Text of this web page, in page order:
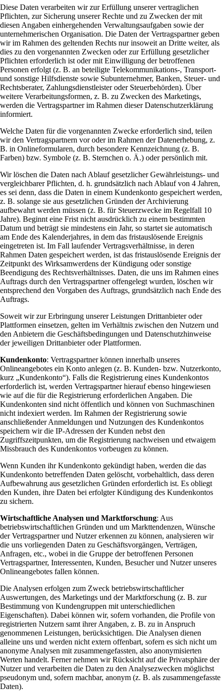
Diese Daten verarbeiten wir zur Erfüllung unserer vertraglichen
Pflichten, zur Sicherung unserer Rechte und zu Zwecken der mit
diesen Angaben einhergehenden Verwaltungsaufgaben sowie der
unternehmerischen Organisation. Die Daten der Vertragspartner geben
wir im Rahmen des geltenden Rechts nur insoweit an Dritte weiter, als
dies zu den vorgenannten Zwecken oder zur Erfüllung gesetzlicher
Pflichten erforderlich ist oder mit Einwilligung der betroffenen
Personen erfolgt (z. B. an beteiligte Telekommunikations-, Transport-
und sonstige Hilfsdienste sowie Subunternehmer, Banken, Steuer- und
Rechtsberater, Zahlungsdienstleister oder Steuerbehörden). Über
weitere Verarbeitungsformen, z. B. zu Zwecken des Marketings,
werden die Vertragspartner im Rahmen dieser Datenschutzerklärung
informiert.
Welche Daten für die vorgenannten Zwecke erforderlich sind, teilen
wir den Vertragspartnern vor oder im Rahmen der Datenerhebung, z.
B. in Onlineformularen, durch besondere Kennzeichnung (z. B.
Farben) bzw. Symbole (z. B. Sternchen o. Ä.) oder persönlich mit.
Wir löschen die Daten nach Ablauf gesetzlicher Gewährleistungs- und
vergleichbarer Pflichten, d. h. grundsätzlich nach Ablauf von 4 Jahren,
es sei denn, dass die Daten in einem Kundenkonto gespeichert werden,
z. B. solange sie aus gesetzlichen Gründen der Archivierung
aufbewahrt werden müssen (z. B. für Steuerzwecke im Regelfall 10
Jahre). Beginnt eine Frist nicht ausdrücklich zu einem bestimmten
Datum und beträgt sie mindestens ein Jahr, so startet sie automatisch
am Ende des Kalenderjahres, in dem das fristauslösende Ereignis
eingetreten ist. Im Fall laufender Vertragsverhältnisse, in deren
Rahmen Daten gespeichert werden, ist das fristauslösende Ereignis der
Zeitpunkt des Wirksamwerdens der Kündigung oder sonstige
Beendigung des Rechtsverhältnisses. Daten, die uns im Rahmen eines
Auftrags durch den Vertragspartner offengelegt wurden, löschen wir
entsprechend den Vorgaben des Auftrags, grundsätzlich nach Ende des
Auftrags.
Soweit wir zur Erbringung unserer Leistungen Drittanbieter oder
Plattformen einsetzen, gelten im Verhältnis zwischen den Nutzern und
den Anbietern die Geschäftsbedingungen und Datenschutzhinweise
der jeweiligen Drittanbieter oder Plattformen.
Kundenkonto: Vertragspartner können innerhalb unseres
Onlineangebotes ein Konto anlegen (z. B. Kunden- bzw. Nutzerkonto,
kurz „Kundenkonto“). Falls die Registrierung eines Kundenkontos
erforderlich ist, werden Vertragspartner hierauf ebenso hingewiesen
wie auf die für die Registrierung erforderlichen Angaben. Die
Kundenkonten sind nicht öffentlich und können von Suchmaschinen
nicht indexiert werden. Im Rahmen der Registrierung sowie
anschließender Anmeldungen und Nutzungen des Kundenkontos
speichern wir die IP-Adressen der Kunden nebst den
Zugriffszeitpunkten, um die Registrierung nachweisen und etwaigem
Missbrauch des Kundenkontos vorbeugen zu können.
Wenn Kunden ihr Kundenkonto gekündigt haben, werden die das
Kundenkonto betreffenden Daten gelöscht, vorbehaltlich, dass deren
Aufbewahrung aus gesetzlichen Gründen erforderlich ist. Es obliegt
den Kunden, ihre Daten bei erfolgter Kündigung des Kundenkontos
zu sichern.
Wirtschaftliche Analysen und Marktforschung: Aus
betriebswirtschaftlichen Gründen und um Markttendenzen, Wünsche
der Vertragspartner und Nutzer erkennen zu können, analysieren wir
die uns vorliegenden Daten zu Geschäftsvorgängen, Verträgen,
Anfragen, etc., wobei in die Gruppe der betroffenen Personen
Vertragspartner, Interessenten, Kunden, Besucher und Nutzer unseres
Onlineangebotes fallen können.
Die Analysen erfolgen zum Zweck betriebswirtschaftlicher
Auswertungen, des Marketings und der Marktforschung (z. B. zur
Bestimmung von Kundengruppen mit unterschiedlichen
Eigenschaften). Dabei können wir, sofern vorhanden, die Profile von
registrierten Nutzern samt ihrer Angaben, z. B. zu in Anspruch
genommenen Leistungen, berücksichtigen. Die Analysen dienen
alleine uns und werden nicht extern offenbart, sofern es sich nicht um
anonyme Analysen mit zusammengefassten, also anonymisierten
Werten handelt. Ferner nehmen wir Rücksicht auf die Privatsphäre der
Nutzer und verarbeiten die Daten zu den Analysezwecken möglichst
pseudonym und, sofern machbar, anonym (z. B. als zusammengefasste
Daten).